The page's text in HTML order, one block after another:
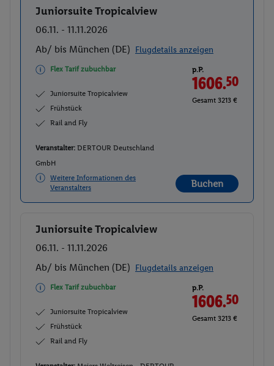
Buchen
Juniorsuite Tropicalview
06.11. - 11.11.2026
Ab/ bis München (DE) Flugdetails anzeigen
Flex Tarif zubuchbar
Juniorsuite Tropicalview
Frühstück
Rail and Fly
p.P.
1606.50
Gesamt 3213 €
Veranstalter: DERTOUR Deutschland
GmbH
Weitere Informationen des
Veranstalters
Buchen
Buchen
Juniorsuite Tropicalview
06.11. - 11.11.2026
Ab/ bis München (DE) Flugdetails anzeigen
Flex Tarif zubuchbar
Juniorsuite Tropicalview
Frühstück
Rail and Fly
p.P.
1606.50
Gesamt 3213 €